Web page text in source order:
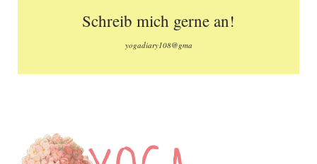
Schreib mich gerne an!
yogadiary108@gma